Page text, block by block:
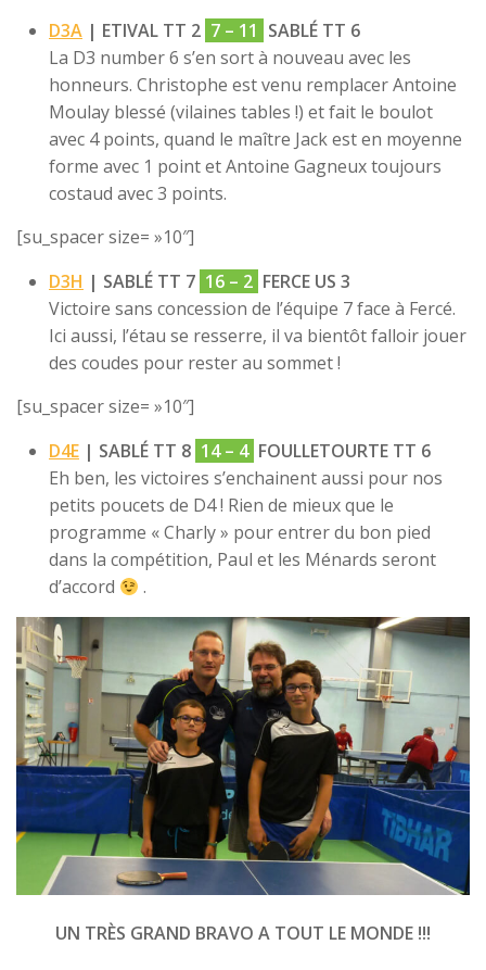
D3A | ETIVAL TT 2 7 – 11 SABLÉ TT 6
La D3 number 6 s’en sort à nouveau avec les
honneurs. Christophe est venu remplacer Antoine
Moulay blessé (vilaines tables !) et fait le boulot
avec 4 points, quand le maître Jack est en moyenne
forme avec 1 point et Antoine Gagneux toujours
costaud avec 3 points.
[su_spacer size= »10″]
D3H | SABLÉ TT 7 16 – 2 FERCE US 3
Victoire sans concession de l’équipe 7 face à Fercé.
Ici aussi, l’étau se resserre, il va bientôt falloir jouer
des coudes pour rester au sommet !
[su_spacer size= »10″]
D4E | SABLÉ TT 8 14 – 4 FOULLETOURTE TT 6
Eh ben, les victoires s’enchainent aussi pour nos
petits poucets de D4 ! Rien de mieux que le
programme « Charly » pour entrer du bon pied
dans la compétition, Paul et les Ménards seront
d’accord
.
UN TRÈS GRAND BRAVO A TOUT LE MONDE !!!